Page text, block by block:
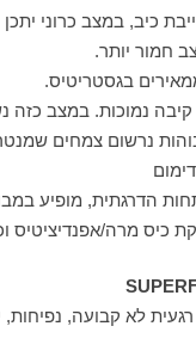
כיב, במצב כרוני
חמור יותר.
בגסטריטיס.
קיבה נמוכות. במצב
נרשום צמחים
כיס מרה/אפנדיציטיס
רגעית לא קבועה,